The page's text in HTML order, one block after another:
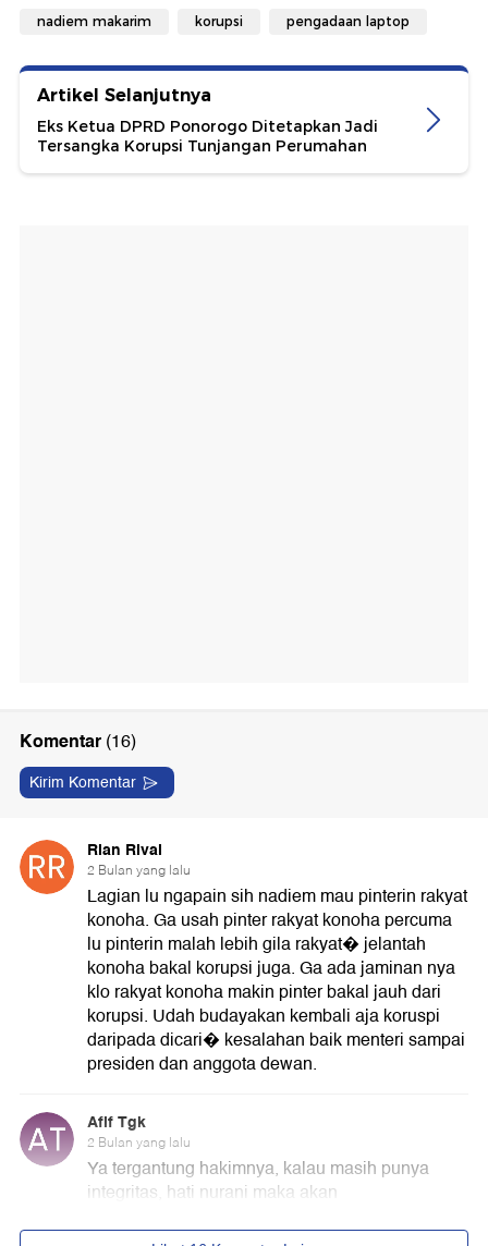
nadiem makarim korupsi pengadaan laptop
Artikel Selanjutnya
Eks Ketua DPRD Ponorogo Ditetapkan Jadi
Tersangka Korupsi Tunjangan Perumahan